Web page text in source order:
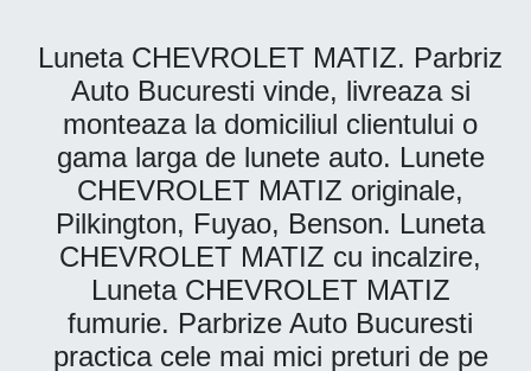
Luneta CHEVROLET MATIZ. Parbriz
Auto Bucuresti vinde, livreaza si
monteaza la domiciliul clientului o
gama larga de lunete auto. Lunete
CHEVROLET MATIZ originale,
Pilkington, Fuyao, Benson. Luneta
CHEVROLET MATIZ cu incalzire,
Luneta CHEVROLET MATIZ
fumurie. Parbrize Auto Bucuresti
practica cele mai mici preturi de pe